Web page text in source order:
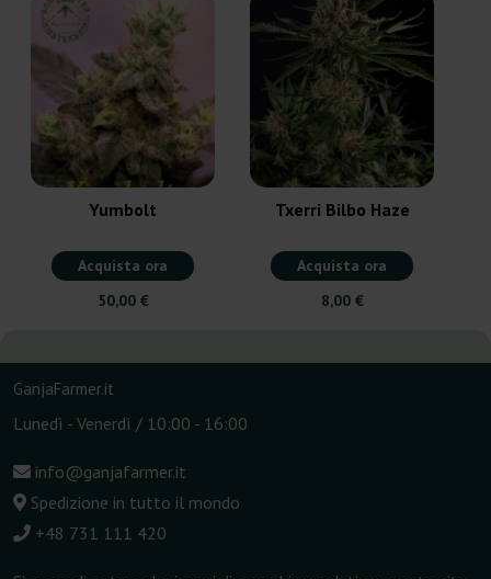
Yumbolt
Acquista ora
50,00 €
Txerri Bilbo Haze
Acquista ora
8,00 €
GanjaFarmer.it
Lunedì - Venerdì / 10:00 - 16:00
info@ganjafarmer.it
Spedizione in tutto il mondo
+48 731 111 420